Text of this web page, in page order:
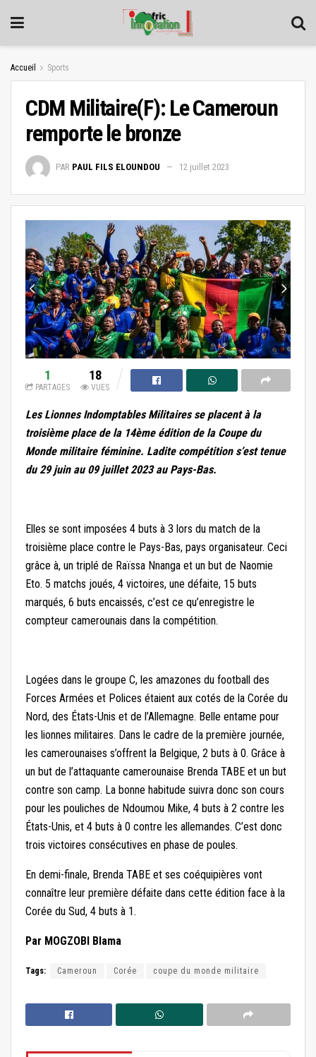
Accueil Sports
CDM Militaire(F): Le Cameroun
remporte le bronze
PAR PAUL FILS ELOUNDOU 12 juillet 2023
1
PARTAGES
18
VUES
Les Lionnes Indomptables Militaires se placent à la
troisième place de la 14ème édition de la Coupe du
Monde militaire féminine. Ladite compétition s’est tenue
du 29 juin au 09 juillet 2023 au Pays-Bas.
Elles se sont imposées 4 buts à 3 lors du match de la
troisième place contre le Pays-Bas, pays organisateur. Ceci
grâce à, un triplé de Raïssa Nnanga et un but de Naomie
Eto. 5 matchs joués, 4 victoires, une défaite, 15 buts
marqués, 6 buts encaissés, c’est ce qu’enregistre le
compteur camerounais dans la compétition.
Logées dans le groupe C, les amazones du football des
Forces Armées et Polices étaient aux cotés de la Corée du
Nord, des États-Unis et de l’Allemagne. Belle entame pour
les lionnes militaires. Dans le cadre de la première journée,
les camerounaises s’offrent la Belgique, 2 buts à 0. Grâce à
un but de l’attaquante camerounaise Brenda TABE et un but
contre son camp. La bonne habitude suivra donc son cours
pour les pouliches de Ndoumou Mike, 4 buts à 2 contre les
États-Unis, et 4 buts à 0 contre les allemandes. C’est donc
trois victoires consécutives en phase de poules.
En demi-finale, Brenda TABE et ses coéquipières vont
connaître leur première défaite dans cette édition face à la
Corée du Sud, 4 buts à 1.
Par MOGZOBI Blama
Tags: Cameroun Corée coupe du monde militaire